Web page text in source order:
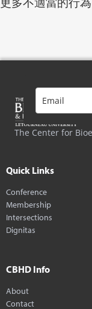
The Center for
Quick Links
Conference
Membership
Intersections
Dignitas
CBHD Info
About
Contact